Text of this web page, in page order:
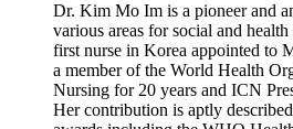
Dr. Kim Mo Im is a pioneer and
various areas for social and
first nurse in Korea appointed to
a member of the World Health
Nursing for 20 years and ICN
Her contribution is aptly